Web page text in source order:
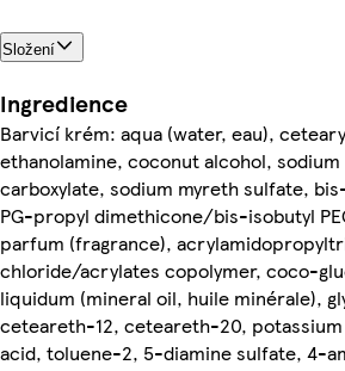
Složení
Ingredience
Barvicí krém: aqua (water, eau),
ethanolamine, coconut alcohol,
carboxylate, sodium myreth sulfate,
PG-propyl dimethicone/bis-isobutyl
parfum (fragrance),
chloride/acrylates copolymer, coco-
liquidum (mineral oil, huile minérale),
ceteareth-12, ceteareth-20,
acid, toluene-2, 5-diamine sulfate, 4-